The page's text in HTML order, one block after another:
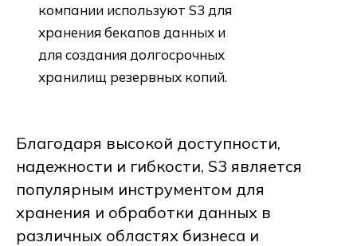
компании используют S3 для
хранения бекапов данных и
для создания долгосрочных
хранилищ резервных копий.
Благодаря высокой доступности,
надежности и гибкости, S3 является
популярным инструментом для
хранения и обработки данных в
различных областях бизнеса и